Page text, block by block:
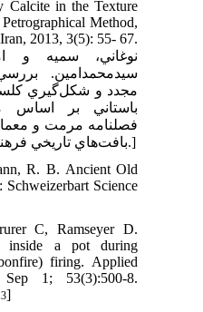
Calcite in the Texture
Method,
2013, 3(5): 55- 67.
سيدمحمدامين.
مجدد و شکل‌گيري
باستاني بر اساس
فصلنامه مرمت و
بافت‌هاي تاريخي فرهنگي)، 1392، 3 (5): 67-55‏.]
R. B. Ancient Old
Science
C, Ramseyer D.
inside a pot during
firing. Applied
1; 53(3):500-8.
]